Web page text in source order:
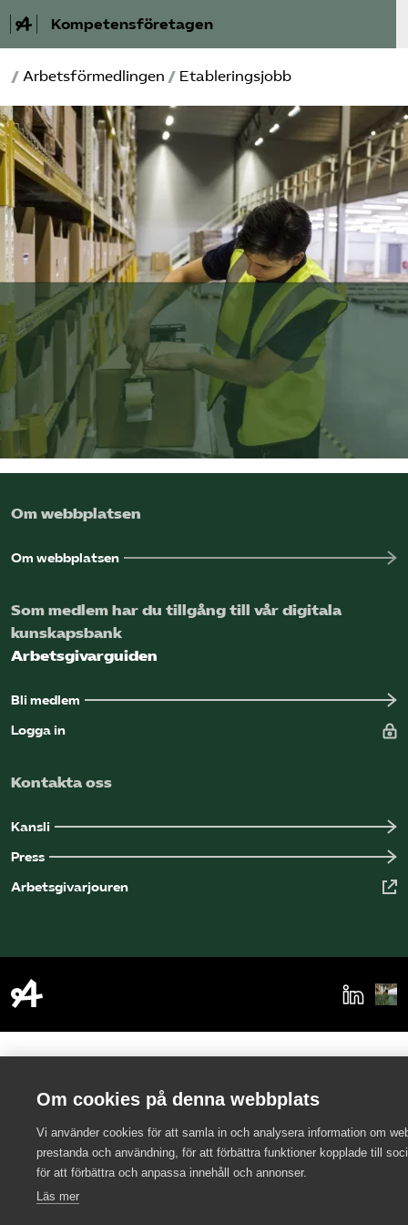
Kompetensföretagen
Aktuellt
A-Ö
Auktorisation
Medlemskap
Våra frågor
Kurser och aktiviteter
Om oss
Omsättningsstatistik
Webbutik
Mina sidor
Logga in på Arbetsgivarguiden
/ Arbetsförmedlingen / Etableringsjobb
Om webbplatsen
Om webbplatsen
Som medlem har du tillgång till vår digitala
kunskapsbank
Arbetsgivarguiden
Bli medlem
Logga in
Kontakta oss
Kansli
Press
Arbetsgivarjouren
Om cookies på denna webbplats
Vi använder cookies för att samla in och analysera information om
prestanda och användning, för att förbättra funktioner kopplade till
för att förbättra och anpassa innehåll och annonser.
Läs mer